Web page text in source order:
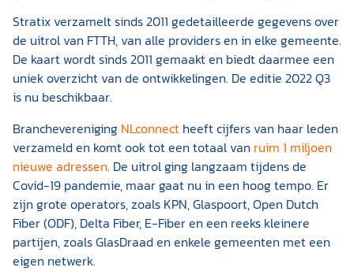
Stratix verzamelt sinds 2011 gedetailleerde gegevens over
de uitrol van FTTH, van alle providers en in elke gemeente.
De kaart wordt sinds 2011 gemaakt en biedt daarmee een
uniek overzicht van de ontwikkelingen. De editie 2022 Q3
is nu beschikbaar.
Branchevereniging NLconnect heeft cijfers van haar leden
verzameld en komt ook tot een totaal van ruim 1 miljoen
nieuwe adressen. De uitrol ging langzaam tijdens de
Covid-19 pandemie, maar gaat nu in een hoog tempo. Er
zijn grote operators, zoals KPN, Glaspoort, Open Dutch
Fiber (ODF), Delta Fiber, E-Fiber en een reeks kleinere
partijen, zoals GlasDraad en enkele gemeenten met een
eigen netwerk.